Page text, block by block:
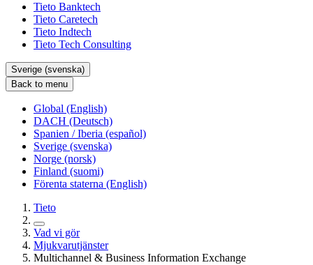
Tieto Banktech
Tieto Caretech
Tieto Indtech
Tieto Tech Consulting
Sverige (svenska)
Back to menu
Global (English)
DACH (Deutsch)
Spanien / Iberia (español)
Sverige (svenska)
Norge (norsk)
Finland (suomi)
Förenta staterna (English)
Tieto
Vad vi gör
Mjukvarutjänster
Multichannel & Business Information Exchange